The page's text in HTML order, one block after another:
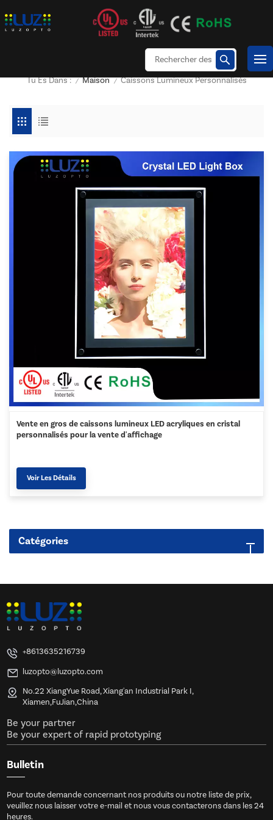
Tu Es Dans : / Maison / Caissons Lumineux Personnalisés
Vente en gros de caissons lumineux LED acryliques en cristal
personnalisés pour la vente d'affichage
Voir Les Détails
Catégories
+8613635216739
luzopto@luzopto.com
No.22 XiangYue Road, Xiang'an Industrial Park I,
Xiamen,FuJian,China
Be your partner
Be your expert of rapid prototyping
Bulletin
Pour toute demande concernant nos produits ou notre liste de prix,
veuillez nous laisser votre e-mail et nous vous contacterons dans les 24
heures.